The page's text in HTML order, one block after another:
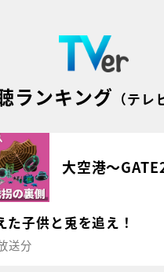
ランキング （テレ
大空港～
た子供と兎を追え！
送分